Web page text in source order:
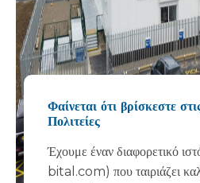
Φαίνεται ότι βρίσκεστε
Πολιτείες
Έχουμε έναν διαφορετικό
bital.com) που ταιριάζει